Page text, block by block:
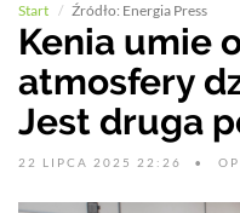
Start Źródło: Energia Press
Kenia umie
atmosfery
Jest druga
22 LIPCA 2025 22:26